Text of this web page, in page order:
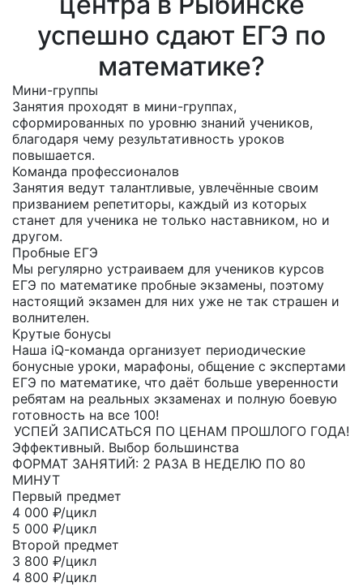
успешно сдают ЕГЭ по
математике?
Мини-группы
Занятия проходят в мини-группах,
сформированных по уровню знаний учеников,
благодаря чему результативность уроков
повышается.
Команда профессионалов
Занятия ведут талантливые, увлечённые своим
призванием репетиторы, каждый из которых
станет для ученика не только наставником, но и
другом.
Пробные ЕГЭ
Мы регулярно устраиваем для учеников курсов
ЕГЭ по математике пробные экзамены, поэтому
настоящий экзамен для них уже не так страшен и
волнителен.
Крутые бонусы
Наша iQ-команда организует периодические
бонусные уроки, марафоны, общение с экспертами
ЕГЭ по математике, что даёт больше уверенности
ребятам на реальных экзаменах и полную боевую
готовность на все 100!
УСПЕЙ ЗАПИСАТЬСЯ ПО ЦЕНАМ ПРОШЛОГО ГОДА!
Эффективный. Выбор большинства
ФОРМАТ ЗАНЯТИЙ: 2 РАЗА В НЕДЕЛЮ ПО 80
МИНУТ
Первый предмет
4 000 ₽/цикл
5 000 ₽/цикл
Второй предмет
3 800 ₽/цикл
4 800 ₽/цикл